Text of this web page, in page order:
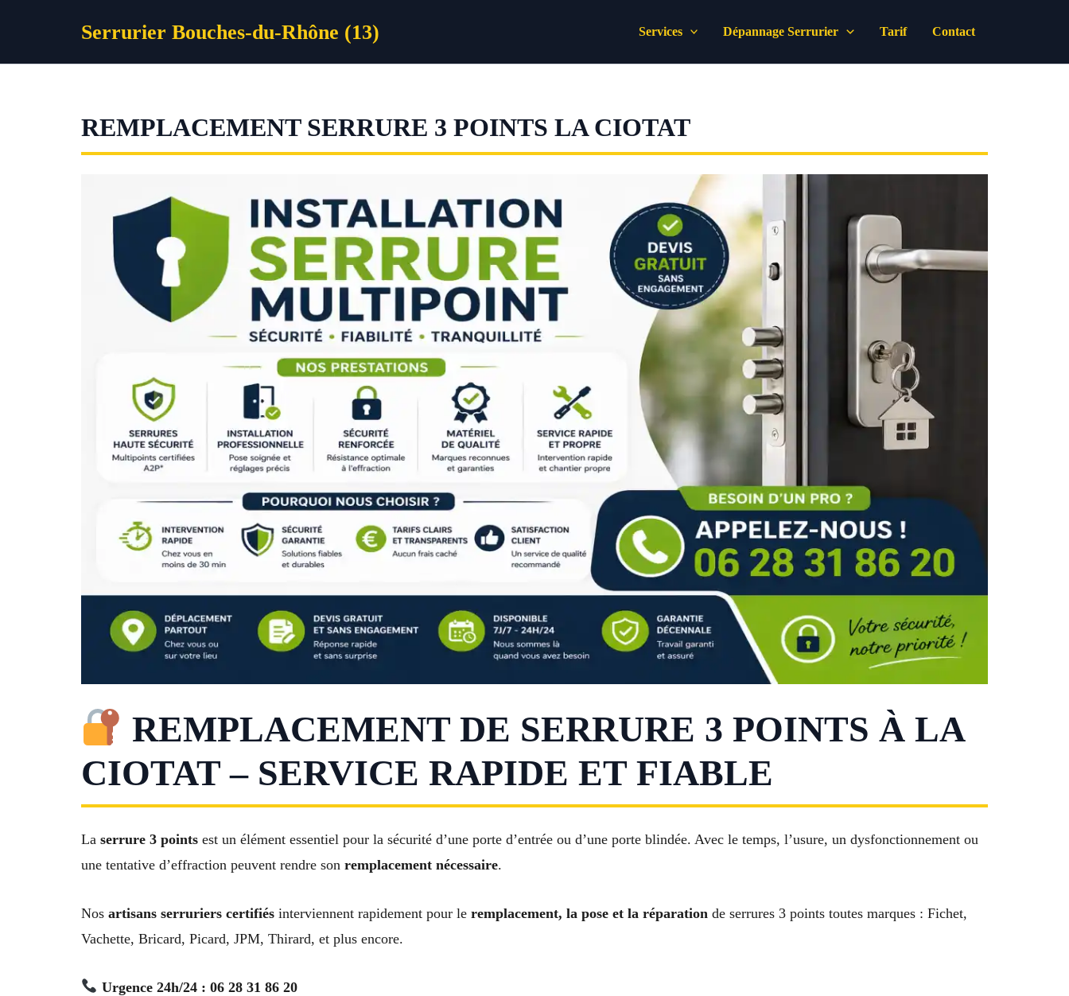
Serrurier Bouches-du-Rhône (13) Services Dépannage Serrurier Tarif Contact
REMPLACEMENT SERRURE 3 POINTS LA CIOTAT
REMPLACEMENT DE SERRURE 3 POINTS À LA
CIOTAT – SERVICE RAPIDE ET FIABLE
La serrure 3 points est un élément essentiel pour la sécurité d’une porte d’entrée ou d’une porte blindée. Avec le temps, l’usure, un dysfonctionnement ou
une tentative d’effraction peuvent rendre son remplacement nécessaire.
Nos artisans serruriers certifiés interviennent rapidement pour le remplacement, la pose et la réparation de serrures 3 points toutes marques : Fichet,
Vachette, Bricard, Picard, JPM, Thirard, et plus encore.
Urgence 24h/24 : 06 28 31 86 20